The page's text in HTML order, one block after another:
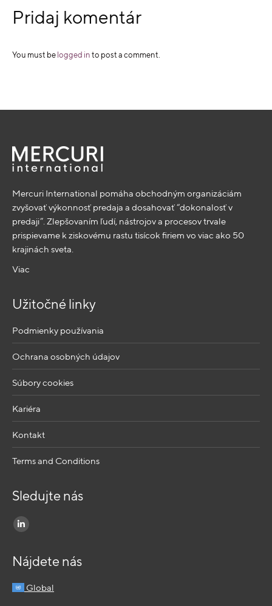
Pridaj komentár
You must be logged in to post a comment.
Mercuri International pomáha obchodným organizáciám
zvyšovať výkonnosť predaja a dosahovať “dokonalosť v
predaji”. Zlepšovaním ľudí, nástrojov a procesov trvale
prispievame k ziskovému rastu tisícok firiem vo viac ako 50
krajinách sveta.
Viac
Užitočné linky
Podmienky používania
Ochrana osobných údajov
Súbory cookies
Kariéra
Kontakt
Terms and Conditions
Sledujte nás
Find us on:
Nájdete nás
Global